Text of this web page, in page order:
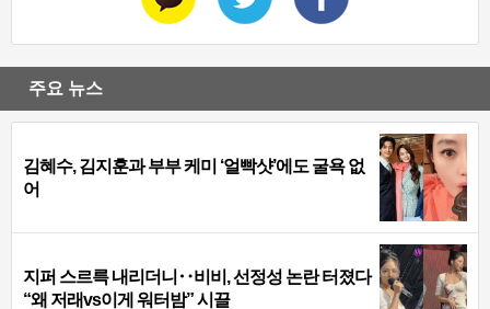
주요 뉴스
김혜수, 김지훈과 부부 케미 ‘얼빡샷’에도 굴욕 없
어
지퍼 스르륵 내리더니‥비비, 선정성 논란 터졌다
“왜 저래vs이게 워터밤” 시끌